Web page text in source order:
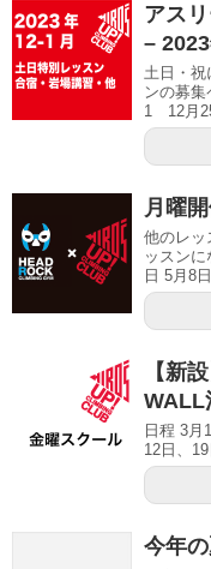
アス
–
土日・祝
ンの募集
1 12月
月曜
他のレッ
ッスン
日 5月8
【新
WALL
日程 3月
12日、
今年の